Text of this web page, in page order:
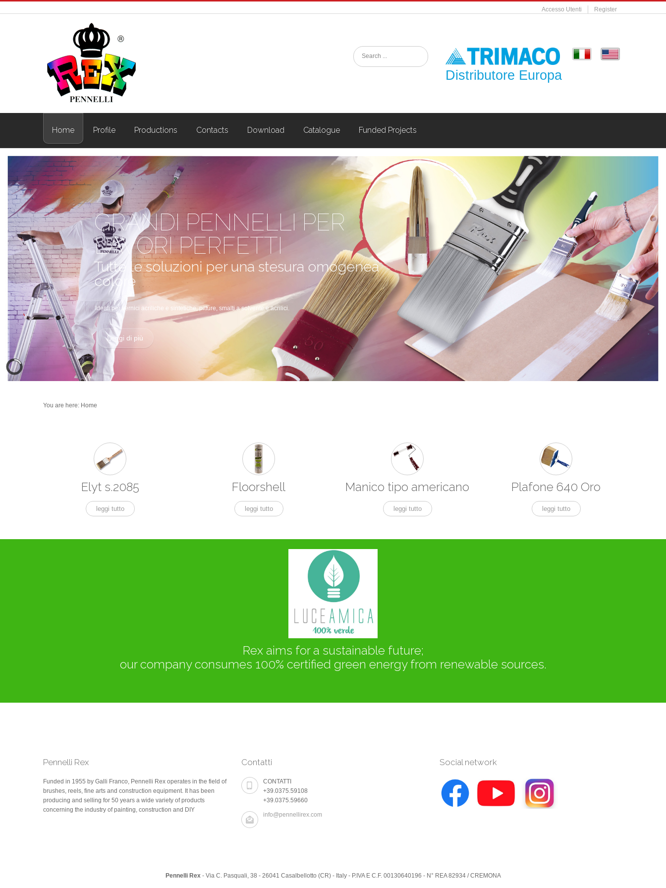
Accesso Utenti Register
Distributore Europa
Home Profile Productions Contacts Download Catalogue Funded Projects
GRANDI PENNELLI PER
LAVORI PERFETTI
Tutte le soluzioni per una stesura omogenea
colore
Ideali per vernici acriliche e sintetiche, pitture, smalti a solvente e acrilici.
Leggi di più
You are here: Home
Elyt s.2085
leggi tutto
Floorshell
leggi tutto
Manico tipo americano
leggi tutto
Plafone 640 Oro
leggi tutto
Rex aims for a sustainable future;
our company consumes 100% certified green energy from renewable sources.
Pennelli Rex
Funded in 1955 by Galli Franco, Pennelli Rex operates in the field of
brushes, reels, fine arts and construction equipment. It has been
producing and selling for 50 years a wide variety of products
concerning the industry of painting, construction and DIY
Contatti
CONTATTI
+39.0375.59108
+39.0375.59660
info@pennellirex.com
Social network
Pennelli Rex- Via C. Pasquali, 38 - 26041 Casalbellotto (CR) - Italy - P.IVA E C.F. 00130640196 - N° REA 82934 / CREMONA